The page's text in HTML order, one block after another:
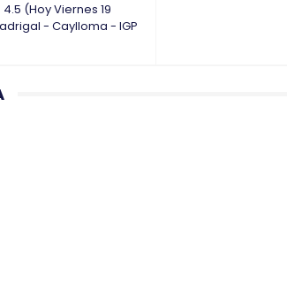
(Hoy Viernes 19
- Caylloma - IGP